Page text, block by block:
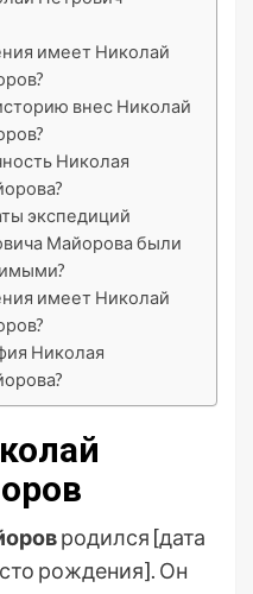
имеет Николай
внес Николай
Николая
экспедиций
Майорова были
имеет Николай
Николая
родился [дата
рождения]. Он